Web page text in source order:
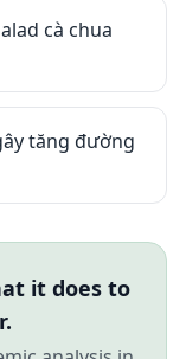
cà chua
tăng đường
it does to